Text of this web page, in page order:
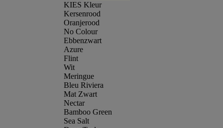
KIES Kleur
Kersenrood
Oranjerood
No Colour
Ebbenzwart
Azure
Flint
Wit
Meringue
Bleu Riviera
Mat Zwart
Nectar
Bamboo Green
Sea Salt